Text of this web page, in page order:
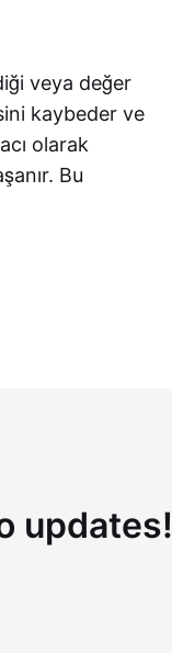
veya değer
kaybeder ve
olarak
Bu
updates!